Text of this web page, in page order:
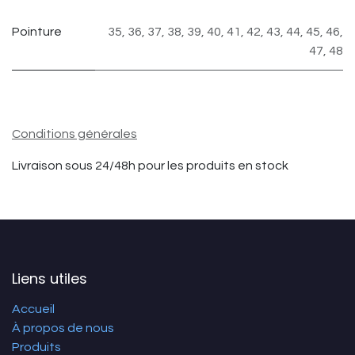
Pointure 35 36 37 38 39 40 41 42 43 44 45 46
47 48
Conditions générales
Livraison sous 24/48h pour les produits en stock
Liens utiles
Accueil
À propos de nous
Produits